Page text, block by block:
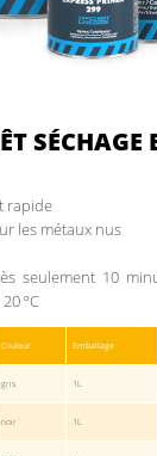
SÉCHAGE
rapide
les métaux nus
seulement 10
ºC
Couleur Emballage
gris 1L
noir 1L